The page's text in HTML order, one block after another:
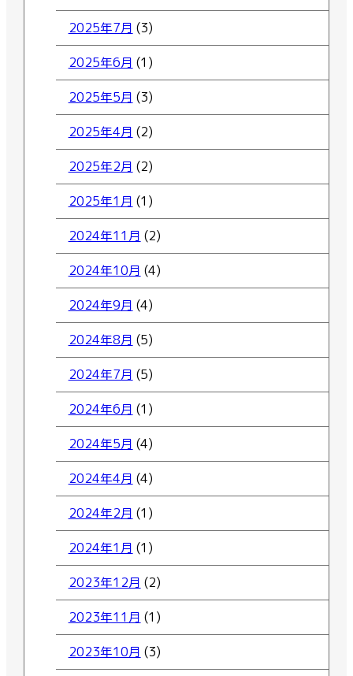
2025年7月 (3)
2025年6月 (1)
2025年5月 (3)
2025年4月 (2)
2025年2月 (2)
2025年1月 (1)
2024年11月 (2)
2024年10月 (4)
2024年9月 (4)
2024年8月 (5)
2024年7月 (5)
2024年6月 (1)
2024年5月 (4)
2024年4月 (4)
2024年2月 (1)
2024年1月 (1)
2023年12月 (2)
2023年11月 (1)
2023年10月 (3)